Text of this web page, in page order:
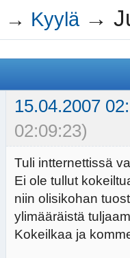
→ Kyylä →
15.04.2007
02:09:23)
Tuli intternettissä
Ei ole tullut
niin olisikohan
ylimääräistä
Kokeilkaa ja